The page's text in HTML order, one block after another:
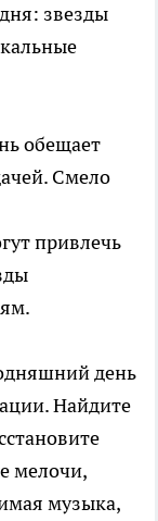
звезды
обещает
Смело
привлечь
день
Найдите
мелочи,
музыка,